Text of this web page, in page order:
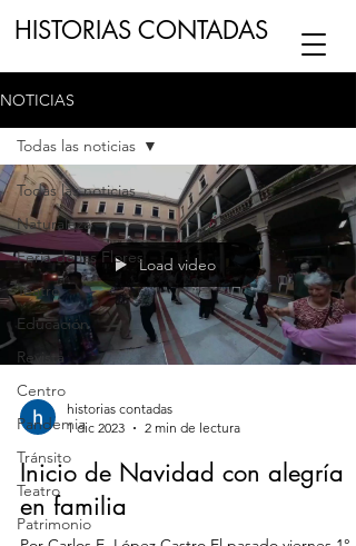
HISTORIAS CONTADAS
NUESTRO CANAL DE
ESCRIBENOS
NOTICIAS
Todas las noticias
Naturaleza
Feria de las Flores
Teatro
Educación
Revista
Centro
Pandemia
Tránsito
Teatro
Patrimonio
Todas las noticias
Load video
historias contadas
1 dic 2023
2 min de lectura
Inicio de Navidad con alegría
en familia